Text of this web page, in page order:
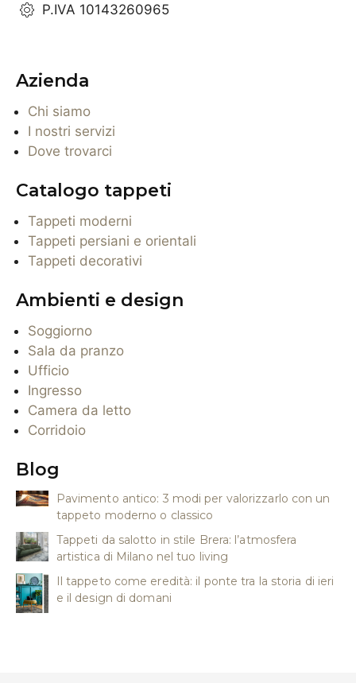
P.IVA 10143260965
Azienda
Chi siamo
I nostri servizi
Dove trovarci
Catalogo tappeti
Tappeti moderni
Tappeti persiani e orientali
Tappeti decorativi
Ambienti e design
Soggiorno
Sala da pranzo
Ufficio
Ingresso
Camera da letto
Corridoio
Blog
Pavimento antico: 3 modi per valorizzarlo con un
tappeto moderno o classico
Tappeti da salotto in stile Brera: l’atmosfera
artistica di Milano nel tuo living
Il tappeto come eredità: il ponte tra la storia di ieri
e il design di domani